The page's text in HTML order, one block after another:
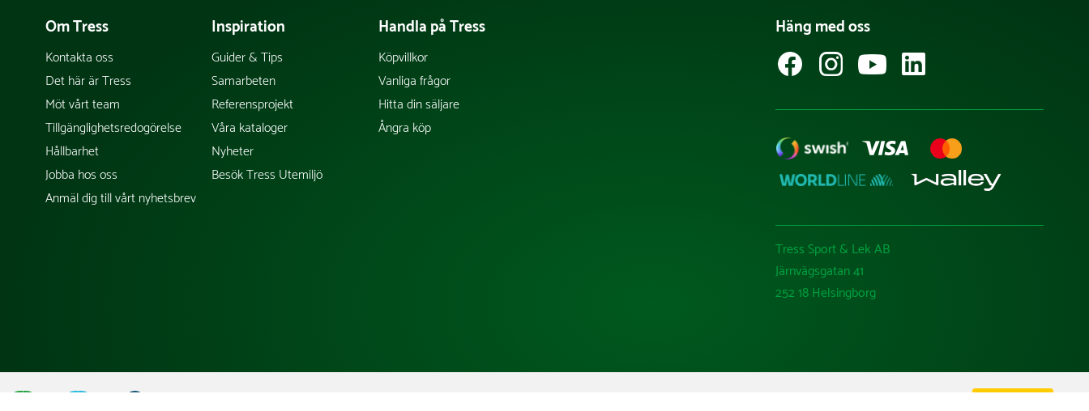
Om Tress
Kontakta oss
Det här är Tress
Möt vårt team
Tillgänglighetsredogörelse
Hållbarhet
Jobba hos oss
Anmäl dig till vårt nyhetsbrev
Inspiration
Guider & Tips
Samarbeten
Referensprojekt
Våra kataloger
Nyheter
Besök Tress Utemiljö
Handla på Tress
Köpvillkor
Vanliga frågor
Hitta din säljare
Ångra köp
Häng med oss
Tress Sport & Lek AB
Järnvägsgatan 41
252 18 Helsingborg